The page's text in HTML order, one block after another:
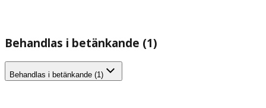
Behandlas i betänkande (1)
Behandlas i betänkande (1)